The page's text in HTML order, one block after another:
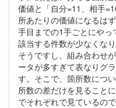
価値と「自分=11、相手
所あたりの価値になるは
手目までの1手ごとにや
該当する件数が少なくな
そうですし、組み合わせ
ータが多すぎて表なりグ
す。そこで、箇所数につ
所数の差だけを見ること
でそれぞれで見ているの